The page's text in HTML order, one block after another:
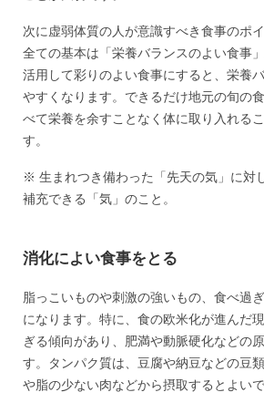
次に虚弱体質の人が意識すべき食事のポ
全ての基本は「栄養バランスのよい食事
活用して彩りのよい食事にすると、栄養
やすくなります。できるだけ地元の旬の
べて栄養を余すことなく体に取り入れる
す。
※ 生まれつき備わった「先天の気」に対
補充できる「気」のこと。
消化によい食事をとる
脂っこいものや刺激の強いもの、食べ過
になります。特に、食の欧米化が進んだ
ぎる傾向があり、肥満や動脈硬化などの
す。タンパク質は、豆腐や納豆などの豆
や脂の少ない肉などから摂取するとよいで